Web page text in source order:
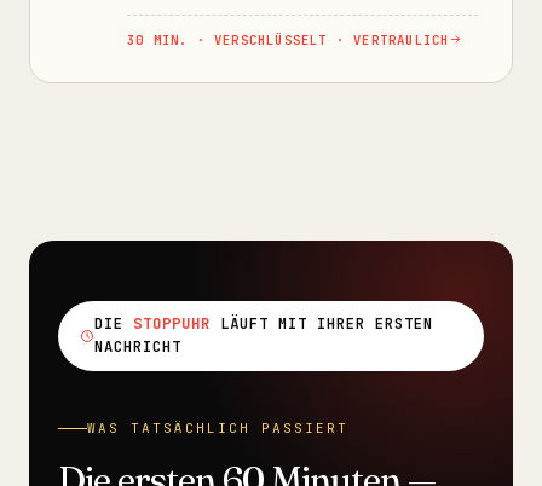
30 MIN. · VERSCHLÜSSELT · VERTRAULICH
DIE STOPPUHR LÄUFT MIT IHRER ERSTEN
NACHRICHT
WAS TATSÄCHLICH PASSIERT